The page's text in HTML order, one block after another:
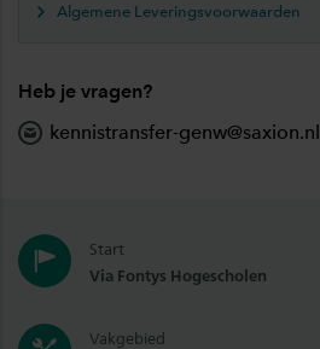
Algemene Leveringsvoorwaarden
Heb je vragen?
kennistransfer-genw@saxion.nl
Start
Via Fontys Hogescholen
Vakgebied